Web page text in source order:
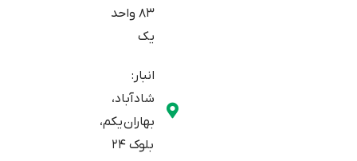
83 واحد
یک
انبار:
شادآباد،
بهاران یکم،
بلوک 24